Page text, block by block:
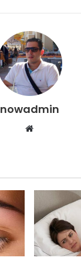
nowadmin
Website